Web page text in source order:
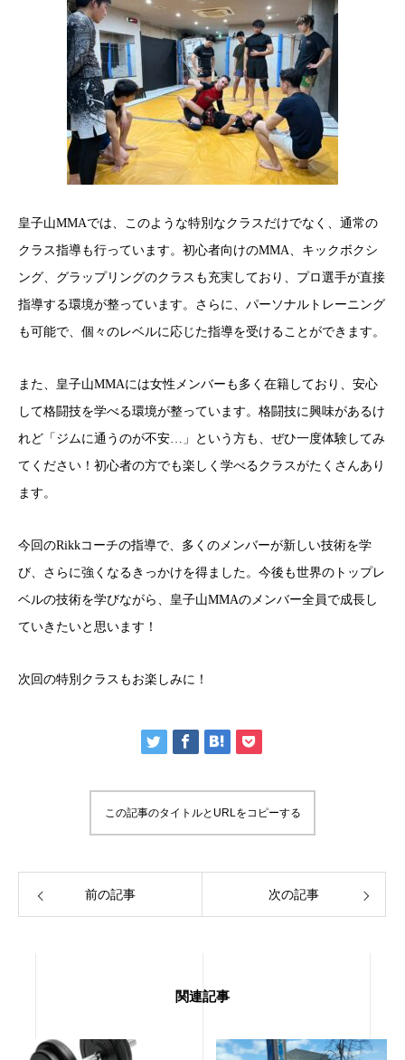
皇子山MMAでは、このような特別なクラスだけでなく、通常の
クラス指導も行っています。初心者向けのMMA、キックボクシ
ング、グラップリングのクラスも充実しており、プロ選手が直接
指導する環境が整っています。さらに、パーソナルトレーニング
も可能で、個々のレベルに応じた指導を受けることができます。
また、皇子山MMAには女性メンバーも多く在籍しており、安心
して格闘技を学べる環境が整っています。格闘技に興味があるけ
れど「ジムに通うのが不安…」という方も、ぜひ一度体験してみ
てください！初心者の方でも楽しく学べるクラスがたくさんあり
ます。
今回のRikkコーチの指導で、多くのメンバーが新しい技術を学
び、さらに強くなるきっかけを得ました。今後も世界のトップレ
ベルの技術を学びながら、皇子山MMAのメンバー全員で成長し
ていきたいと思います！
次回の特別クラスもお楽しみに！
この記事のタイトルとURLをコピーする
前の記事 次の記事
関連記事